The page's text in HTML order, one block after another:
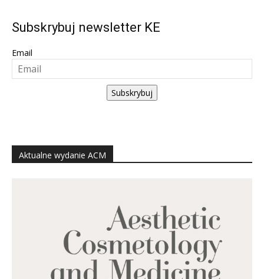
Subskrybuj newsletter KE
Email
Subskrybuj
Aktualne wydanie ACM